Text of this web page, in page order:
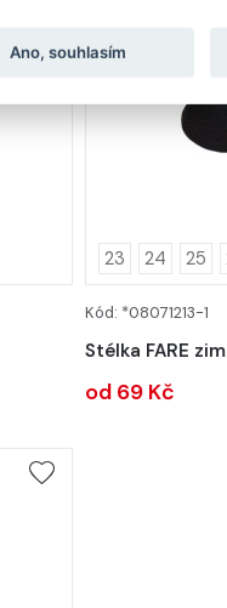
23 24 25
Kód: *08071213-1
Stélka FARE
od 69 Kč
Ano, souhlasím